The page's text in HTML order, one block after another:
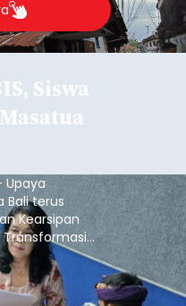
Siswa
Upaya
Bali terus
Kearsipan
(TPBIS).
IV dan V SD
pelatihan